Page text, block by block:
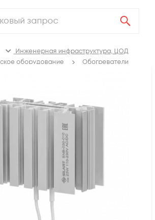
Инженерная инфраструктура, ЦОД
оборудование
Обогреватели